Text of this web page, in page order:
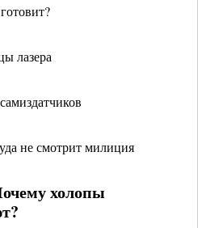
лазера
не смотрит милиция
холопы